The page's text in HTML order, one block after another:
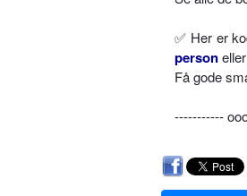
✅ Her er
personeller
Få gode
-----------